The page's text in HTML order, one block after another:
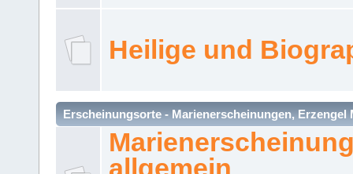
Heilige und
Erscheinungsorte - Marienerscheinungen, Erzengel
allgemein